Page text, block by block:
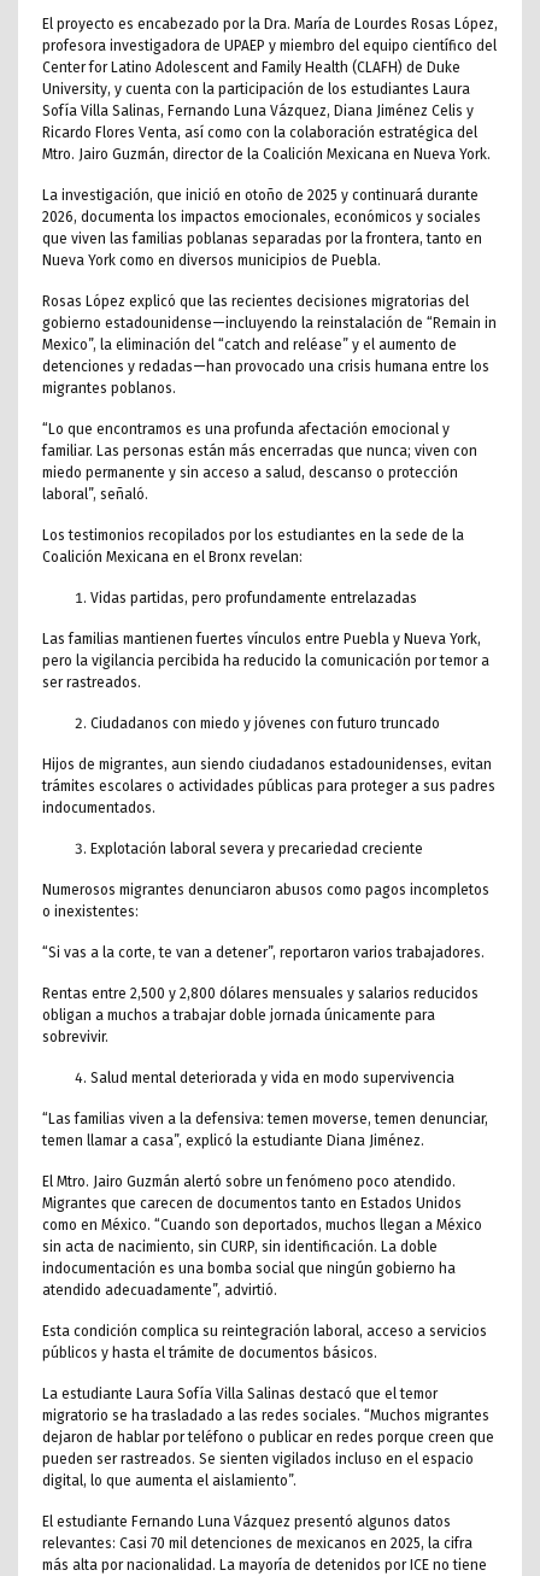
El proyecto es encabezado por la Dra. María de Lourdes Rosas López,
profesora investigadora de UPAEP y miembro del equipo científico del
Center for Latino Adolescent and Family Health (CLAFH) de Duke
University, y cuenta con la participación de los estudiantes Laura
Sofía Villa Salinas, Fernando Luna Vázquez, Diana Jiménez Celis y
Ricardo Flores Venta, así como con la colaboración estratégica del
Mtro. Jairo Guzmán, director de la Coalición Mexicana en Nueva York.
La investigación, que inició en otoño de 2025 y continuará durante
2026, documenta los impactos emocionales, económicos y sociales
que viven las familias poblanas separadas por la frontera, tanto en
Nueva York como en diversos municipios de Puebla.
Rosas López explicó que las recientes decisiones migratorias del
gobierno estadounidense—incluyendo la reinstalación de “Remain in
Mexico”, la eliminación del “catch and reléase” y el aumento de
detenciones y redadas—han provocado una crisis humana entre los
migrantes poblanos.
“Lo que encontramos es una profunda afectación emocional y
familiar. Las personas están más encerradas que nunca; viven con
miedo permanente y sin acceso a salud, descanso o protección
laboral”, señaló.
Los testimonios recopilados por los estudiantes en la sede de la
Coalición Mexicana en el Bronx revelan:
Vidas partidas, pero profundamente entrelazadas
Las familias mantienen fuertes vínculos entre Puebla y Nueva York,
pero la vigilancia percibida ha reducido la comunicación por temor a
ser rastreados.
Ciudadanos con miedo y jóvenes con futuro truncado
Hijos de migrantes, aun siendo ciudadanos estadounidenses, evitan
trámites escolares o actividades públicas para proteger a sus padres
indocumentados.
Explotación laboral severa y precariedad creciente
Numerosos migrantes denunciaron abusos como pagos incompletos
o inexistentes:
“Si vas a la corte, te van a detener”, reportaron varios trabajadores.
Rentas entre 2,500 y 2,800 dólares mensuales y salarios reducidos
obligan a muchos a trabajar doble jornada únicamente para
sobrevivir.
Salud mental deteriorada y vida en modo supervivencia
“Las familias viven a la defensiva: temen moverse, temen denunciar,
temen llamar a casa”, explicó la estudiante Diana Jiménez.
El Mtro. Jairo Guzmán alertó sobre un fenómeno poco atendido.
Migrantes que carecen de documentos tanto en Estados Unidos
como en México. “Cuando son deportados, muchos llegan a México
sin acta de nacimiento, sin CURP, sin identificación. La doble
indocumentación es una bomba social que ningún gobierno ha
atendido adecuadamente”, advirtió.
Esta condición complica su reintegración laboral, acceso a servicios
públicos y hasta el trámite de documentos básicos.
La estudiante Laura Sofía Villa Salinas destacó que el temor
migratorio se ha trasladado a las redes sociales. “Muchos migrantes
dejaron de hablar por teléfono o publicar en redes porque creen que
pueden ser rastreados. Se sienten vigilados incluso en el espacio
digital, lo que aumenta el aislamiento”.
El estudiante Fernando Luna Vázquez presentó algunos datos
relevantes: Casi 70 mil detenciones de mexicanos en 2025, la cifra
más alta por nacionalidad. La mayoría de detenidos por ICE no tiene